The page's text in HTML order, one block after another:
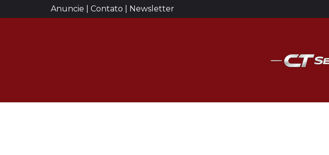
Anuncie | Contato | Newsletter